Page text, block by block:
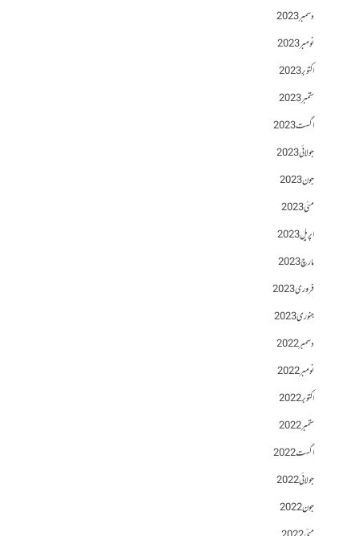
دسمبر 2023
نومبر 2023
اکتوبر 2023
ستمبر 2023
اگست 2023
جولائی 2023
جون 2023
مئی 2023
اپریل 2023
مارچ 2023
فروری 2023
جنوری 2023
دسمبر 2022
نومبر 2022
اکتوبر 2022
ستمبر 2022
اگست 2022
جولائی 2022
جون 2022